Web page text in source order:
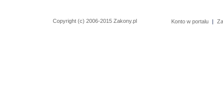
Copyright (c) 2006-2015 Zakony.pl Konto w portalu |